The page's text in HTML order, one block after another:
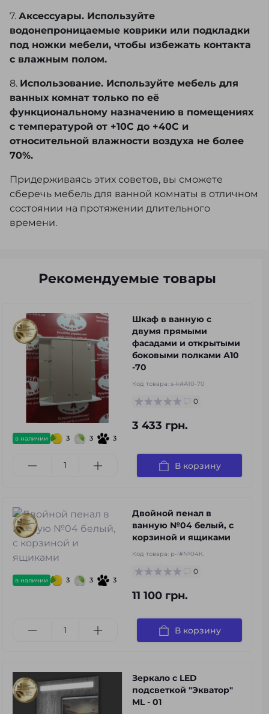
7. Аксессуары. Используйте
водонепроницаемые коврики или подкладки
под ножки мебели, чтобы избежать контакта
с влажным полом.
8. Использование. Используйте мебель для
ванных комнат только по её
функциональному назначению в помещениях
с температурой от +10С до +40С и
относительной влажности воздуха не более
70%.
Придерживаясь этих советов, вы сможете
сберечь мебель для ванной комнаты в отличном
состоянии на протяжении длительного
времени.
Рекомендуемые товары
в наличии 3 3 3
Шкаф в ванную с
двумя прямыми
фасадами и открытыми
боковыми полками А10
-70
Код товара: s-k#А10-70
0
3 433 грн.
В корзину
в наличии 3 3 3
Двойной пенал в
ванную №04 белый, с
корзиной и ящиками
Код товара: p-l#№04К.
0
11 100 грн.
В корзину
Зеркало с LED
подсветкой "Экватор"
ML - 01